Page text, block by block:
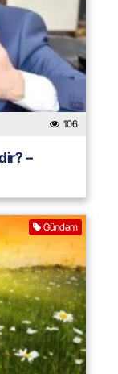
106
–
Gündəm